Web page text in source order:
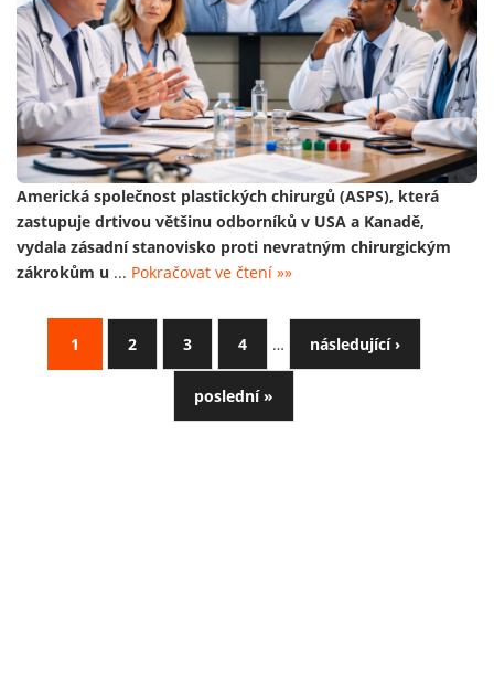
Americká společnost plastických chirurgů (ASPS), která
zastupuje drtivou většinu odborníků v USA a Kanadě,
vydala zásadní stanovisko proti nevratným chirurgickým
zákrokům u ... Pokračovat ve čtení »»
1 2 3 4 … následující ›
poslední »